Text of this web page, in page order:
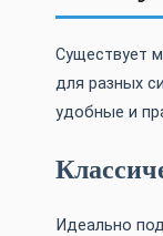
Существует
для разных
удобные и
Идеально